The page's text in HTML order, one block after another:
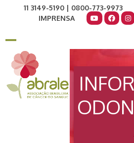
11 3149-5190 | 0800-773-9973
IMPRENSA
Open
mobile
menu
Close
mobile
menu